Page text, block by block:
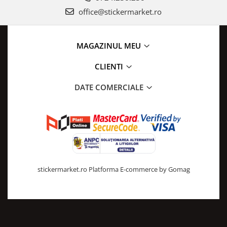
Amenajari vitrine
Sisteme afisaj
office@stickermarket.ro
MAGAZINUL MEU
CLIENTI
DATE COMERCIALE
stickermarket.ro Platforma E-commerce by Gomag